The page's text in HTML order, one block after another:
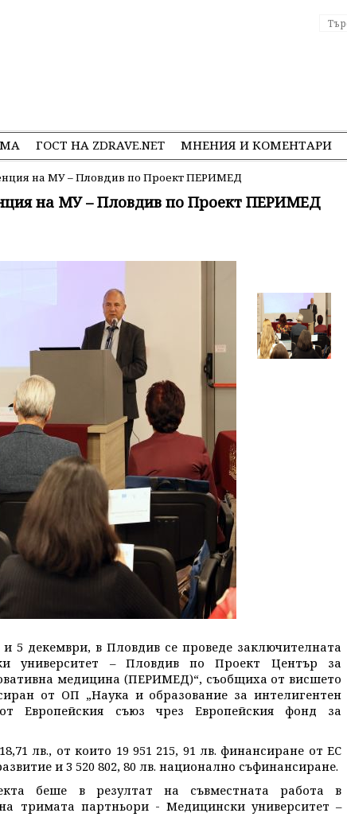
ГОСТ НА ZDRAVE.NET МНЕНИЯ И КОМЕНТАРИ
на МУ – Пловдив по Проект ПЕРИМЕД
на МУ – Пловдив по Проект ПЕРИМЕД
5 декември, в Пловдив се проведе заключителната
университет – Пловдив по Проект Център за
медицина (ПЕРИМЕД)“, съобщиха от висшето
от ОП „Наука и образование за интелигентен
Европейския съюз чрез Европейския фонд за
лв., от които 19 951 215, 91 лв. финансиране от ЕС
и 3 520 802, 80 лв. национално съфинансиране.
беше в резултат на съвместната работа в
тримата партньори - Медицински университет –